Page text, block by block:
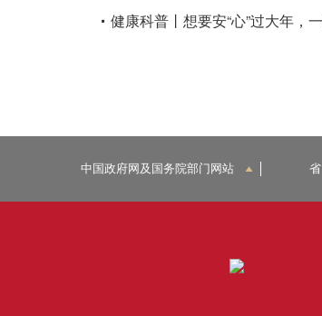
健康科普丨想要安“心”过大年，
中国政府网及国务院部门网站